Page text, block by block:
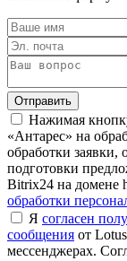
Отправить
Нажимая
«Антарес» на
обработки заявки,
подготовки
Bitrix24 на домене
обработки
Я согласен
сообщения от
мессенджерах.